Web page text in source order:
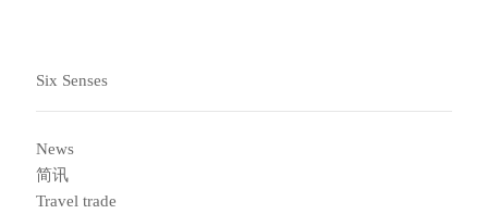
Six Senses
News
简讯
Travel trade